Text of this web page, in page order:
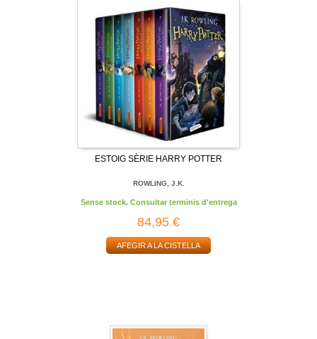
ESTOIG SÈRIE HARRY POTTER
ROWLING, J.K.
Sense stock. Consultar terminis d'entrega
84,95 €
AFEGIR A LA CISTELLA